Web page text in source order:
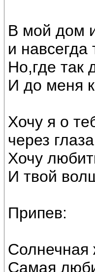
В мой дом
и навсегда
Но,где так
И до меня
Хочу я о
через
Хочу
И твой
Припев:
Самая